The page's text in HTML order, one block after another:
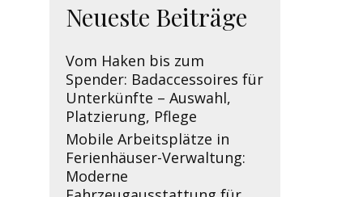
Neueste Beiträge
Vom Haken bis zum
Spender: Badaccessoires für
Unterkünfte – Auswahl,
Platzierung, Pflege
Mobile Arbeitsplätze in
Ferienhäuser-Verwaltung:
Moderne